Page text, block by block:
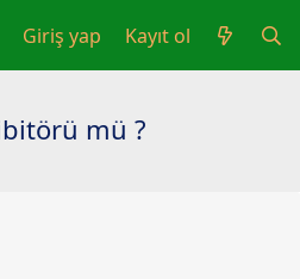
Giriş yap Kayıt ol
mü ?